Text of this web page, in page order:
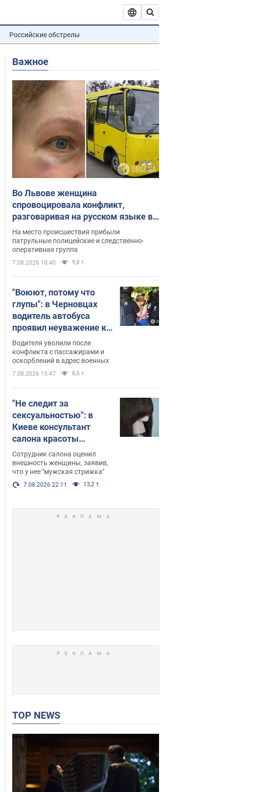
Российские обстрелы
Важное
Во Львове женщина
спровоцировала конфликт,
разговаривая на русском языке в
маршрутке: полиция составила
административный протокол.
Видео
На место происшествия прибыли
патрульные полицейские и следственно-
оперативная группа
7.08.2026 18:40 9,8 т.
"Воюют, потому что
глупы": в Черновцах
водитель автобуса
проявил неуважение к
украинским военным и
поплатился за это.
Видео
Водителя уволили после
конфликта с пассажирами и
оскорблений в адрес военных
7.08.2026 15:47 8,6 т.
"Не следит за
сексуальностью": в
Киеве консультант
салона красоты
оскорбил женщину
после химиотерапии,
разгорелся скандал.
Фото
Сотрудник салона оценил
внешность женщины, заявив,
что у нее "мужская стрижка"
7.08.2026 22:11 13,2 т.
TOP NEWS